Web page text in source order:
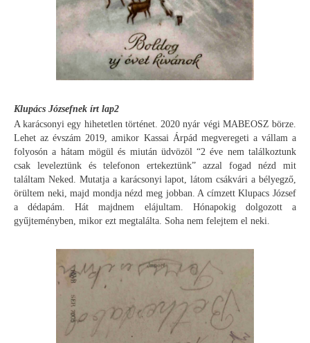
Klupács Józsefnek írt lap2
A karácsonyi egy hihetetlen történet. 2020 nyár végi MABEOSZ börze.
Lehet az évszám 2019, amikor Kassai Árpád megveregeti a vállam a
folyosón a hátam mögül és miután üdvözöl “2 éve nem találkoztunk
csak leveleztünk és telefonon ertekeztünk” azzal fogad nézd mit
találtam Neked. Mutatja a karácsonyi lapot, látom csákvári a bélyegző,
örültem neki, majd mondja nézd meg jobban. A címzett Klupacs József
a dédapám. Hát majdnem elájultam. Hónapokig dolgozott a
gyűjteményben, mikor ezt megtalálta. Soha nem felejtem el neki.